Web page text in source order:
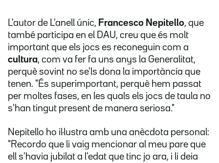
L'autor de L'anell únic, Francesco Nepitello, que
també participa en el DAU, creu que és molt
important que els jocs es reconeguin com a
cultura, com va fer fa uns anys la Generalitat,
perquè sovint no se'ls dona la importància que
tenen. "És superimportant, perquè hem passat
per moltes fases, en les quals els jocs de taula no
s'han tingut present de manera seriosa."
Nepitello ho il·lustra amb una anècdota personal:
"Recordo que li vaig mencionar al meu pare que
ell s'havia jubilat a l'edat que tinc jo ara, i li deia